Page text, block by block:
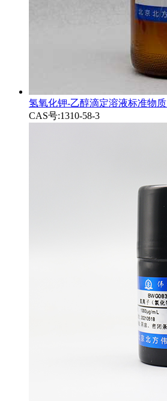
氢氧化钾-乙醇滴定溶液标准物质
CAS号:1310-58-3